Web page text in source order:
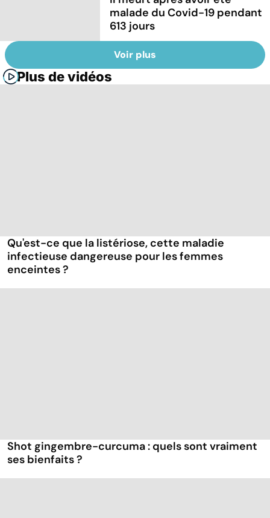
malade du Covid-19 pendant
613 jours
Voir plus
Plus de vidéos
Qu'est-ce que la listériose, cette maladie
infectieuse dangereuse pour les femmes
enceintes ?
Shot gingembre-curcuma : quels sont vraiment
ses bienfaits ?